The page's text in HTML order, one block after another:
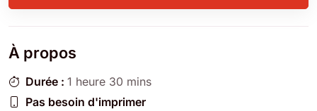
À propos
Durée : 1 heure 30 mins
Pas besoin d'imprimer